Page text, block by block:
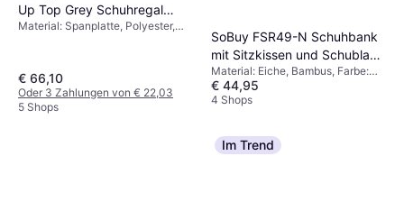
Up Top Grey Schuhregal
80x46cm
Material: Spanplatte, Polyester,
€ 66,10
Oder 3 Zahlungen von € 22,03
5 Shops
SoBuy FSR49-N Schuhbank
mit Sitzkissen und Schublade
55 x 46 x 30 cm Schuhregal
Material: Eiche, Bambus, Farbe:
Natur, Braun, Grau
€ 44,95
4 Shops
Im Trend